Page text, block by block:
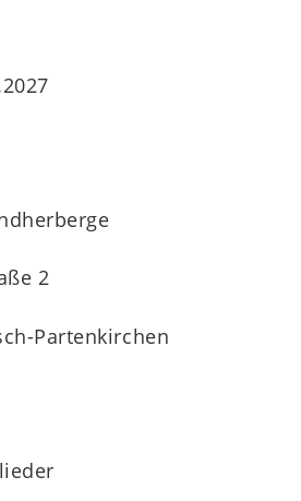
2
Partenkirchen